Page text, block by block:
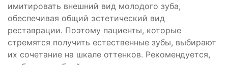
имитировать внешний вид молодого зуба,
обеспечивая общий эстетический вид
реставрации. Поэтому пациенты, которые
стремятся получить естественные зубы, выбирают
их сочетание на шкале оттенков. Рекомендуется,